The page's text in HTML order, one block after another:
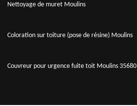
Nettoyage de muret Moulins
Coloration sur toiture (pose de résine) Moulins
Couvreur pour urgence fuite toit Moulins 35680